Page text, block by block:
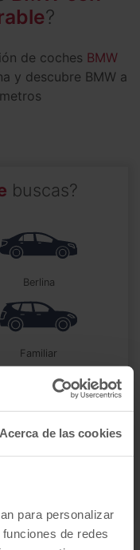
Acerca de las cookies
para personalizar
de redes
?
de coches BMW
y descubre BMW a
buscas?
berlina
familiar